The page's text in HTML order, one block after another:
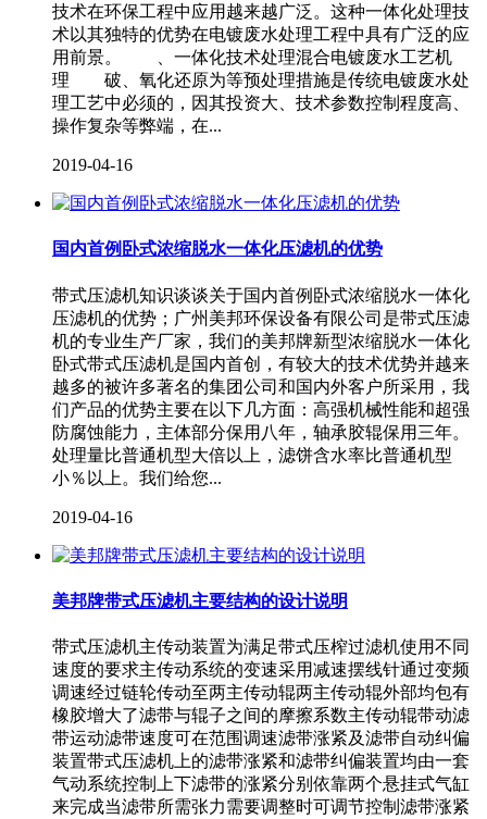
技术在环保工程中应用越来越广泛。这种一体化处理技
术以其独特的优势在电镀废水处理工程中具有广泛的应
用前景。 、一体化技术处理混合电镀废水工艺机
理 破、氧化还原为等预处理措施是传统电镀废水处
理工艺中必须的，因其投资大、技术参数控制程度高、
操作复杂等弊端，在...
2019-04-16
国内首例卧式浓缩脱水一体化压滤机的优势
带式压滤机知识谈谈关于国内首例卧式浓缩脱水一体化
压滤机的优势；广州美邦环保设备有限公司是带式压滤
机的专业生产厂家，我们的美邦牌新型浓缩脱水一体化
卧式带式压滤机是国内首创，有较大的技术优势并越来
越多的被许多著名的集团公司和国内外客户所采用，我
们产品的优势主要在以下几方面：高强机械性能和超强
防腐蚀能力，主体部分保用八年，轴承胶辊保用三年。
处理量比普通机型大倍以上，滤饼含水率比普通机型
小％以上。我们给您...
2019-04-16
美邦牌带式压滤机主要结构的设计说明
带式压滤机主传动装置为满足带式压榨过滤机使用不同
速度的要求主传动系统的变速采用减速摆线针通过变频
调速经过链轮传动至两主传动辊两主传动辊外部均包有
橡胶增大了滤带与辊子之间的摩擦系数主传动辊带动滤
带运动滤带速度可在范围调速滤带涨紧及滤带自动纠偏
装置带式压滤机上的滤带涨紧和滤带纠偏装置均由一套
气动系统控制上下滤带的涨紧分别依靠两个悬挂式气缸
来完成当滤带所需张力需要调整时可调节控制滤带涨紧